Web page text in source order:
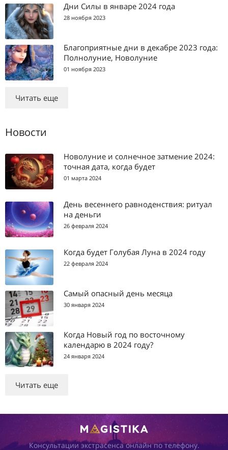
Дни Силы в январе 2024 года
28 ноября 2023
Благоприятные дни в декабре 2023 года:
Полнолуние, Новолуние
01 ноября 2023
Читать еще
Новости
Новолуние и солнечное затмение 2024:
точная дата, когда будет
01 марта 2024
День весеннего равноденствия: ритуал
на деньги
26 февраля 2024
Когда будет Голубая Луна в 2024 году
22 февраля 2024
Самый опасный день месяца
30 января 2024
Когда Новый год по восточному
календарю в 2024 году?
24 января 2024
Читать еще
Консультации экстрасенса онлайн по телефону.